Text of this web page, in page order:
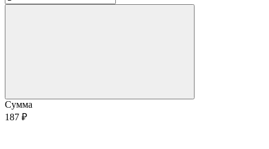
Сумма
187 ₽